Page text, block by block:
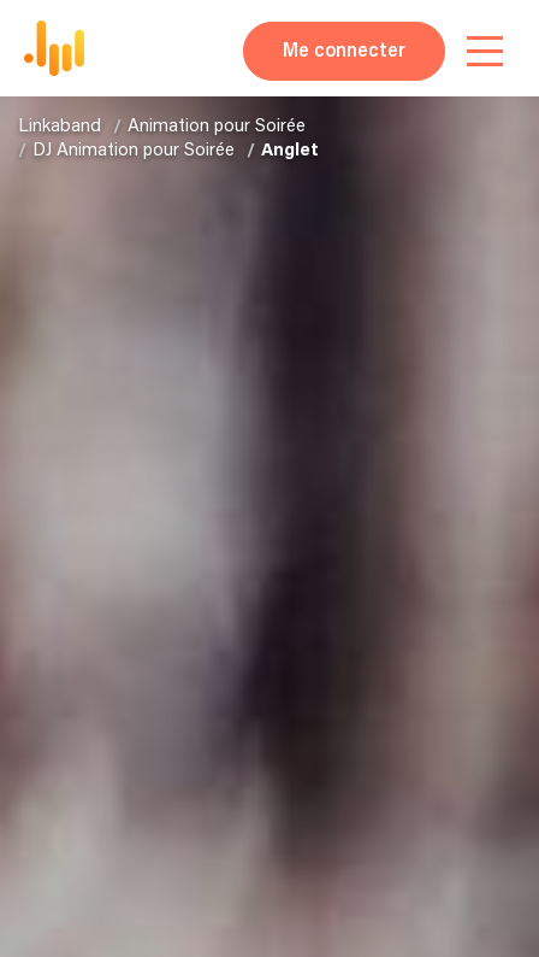
Me connecter
Linkaband
Animation pour Soirée
DJ Animation pour Soirée
Anglet